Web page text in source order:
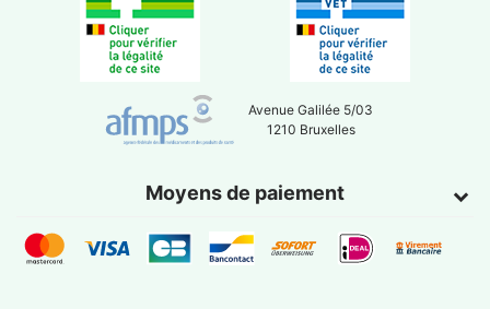
Avenue Galilée 5/03
1210 Bruxelles
Moyens de paiement